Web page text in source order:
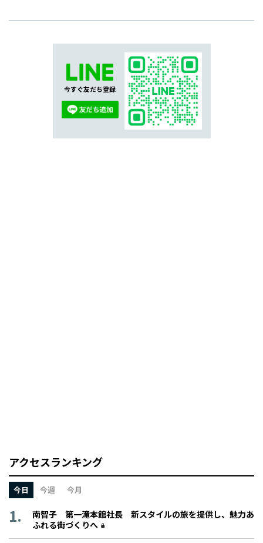
今すぐ友だち登録
アクセスランキング
今日 今週 今月
南智子 第一滝本館社長 新スタイルの旅を提供し、魅力あ
ふれる街づくりへ